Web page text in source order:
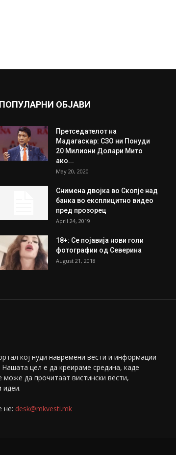
ПОПУЛАРНИ ОБЈАВИ
Претседателот на
Мадагаскар: СЗО ни Понуди
20 Милиони Долари Мито
ако...
May 20, 2020
Снимена двојка во Скопје над
банка во експлицитно видео
пред прозорец
April 24, 2019
18+: Се појавија нови голи
фотографии од Северина
August 21, 2018
коj нуди навремени вести и информации
Нашата цел е да креираме средина, каде
може да прочитаат вистински вести,
идеи.
не: desk@mkvesti.mk